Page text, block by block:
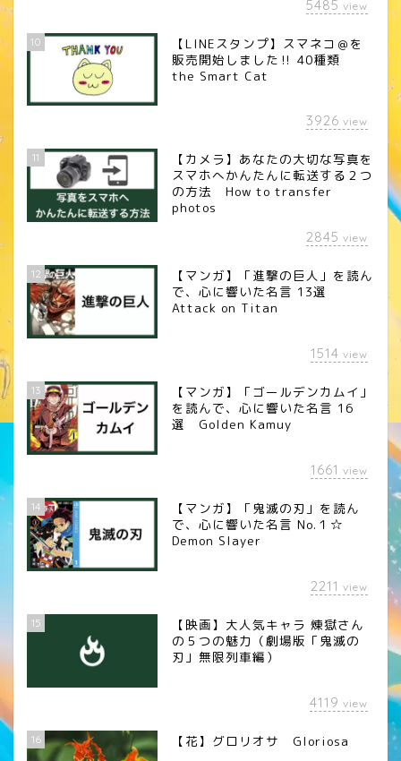
5485 view
10
【LINEスタンプ】スマネコ＠を
販売開始しました‼︎ 40種類
the Smart Cat
3926 view
11
【カメラ】あなたの大切な写真を
スマホへかんたんに転送する２つ
の方法 How to transfer
photos
2845 view
12
【マンガ】「進撃の巨人」を読ん
で、心に響いた名言 13選
Attack on Titan
1514 view
13
【マンガ】「ゴールデンカムイ」
を読んで、心に響いた名言 16
選 Golden Kamuy
1661 view
14
【マンガ】「鬼滅の刃」を読ん
で、心に響いた名言 No.１☆
Demon Slayer
2211 view
15
【映画】大人気キャラ 煉󠄁獄さん
の５つの魅力（劇場版「鬼滅の
刃」無限列車編）
4119 view
16 【花】グロリオサ Gloriosa